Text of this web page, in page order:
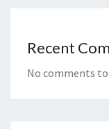
Recent
No comments to